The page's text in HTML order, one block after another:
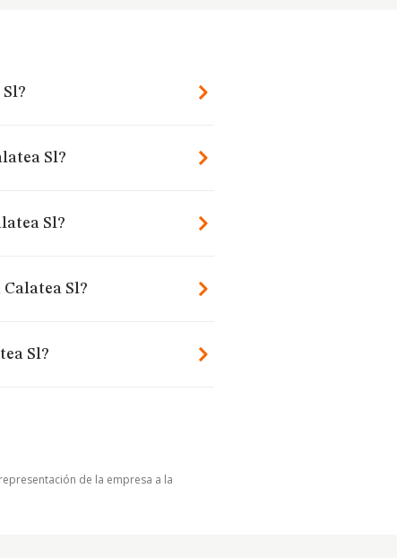
Sl?
Sl?
Sl?
Sl?
de la empresa a la